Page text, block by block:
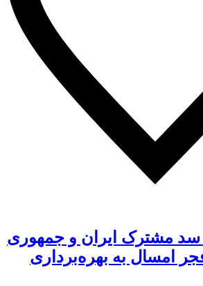
سد مشترک ایران و جمهوری
امسال به بهره‌برداری